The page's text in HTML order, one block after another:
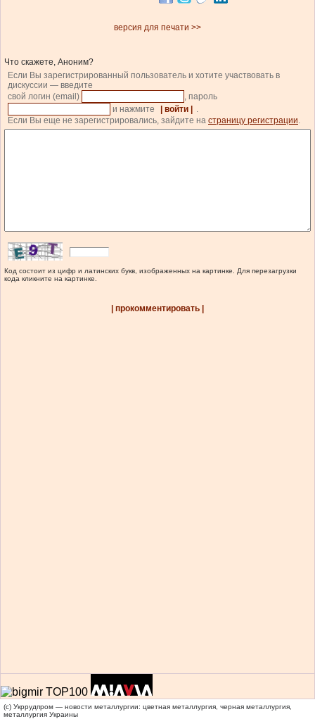
версия для печати >>
Что скажете, Аноним?
Если Вы зарегистрированный пользователь и хотите участвовать в
дискуссии — введите
свой логин (email)
, пароль
и нажмите
| войти |
.
Если Вы еще не зарегистрировались, зайдите на страницу регистрации.
Код состоит из цифр и латинских букв, изображенных на картинке. Для перезагрузки
кода кликните на картинке.
| прокомментировать |
(c) Укррудпром — новости металлургии: цветная металлургия, черная металлургия,
металлургия Украины